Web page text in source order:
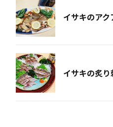
イサキのア
イサキの炙